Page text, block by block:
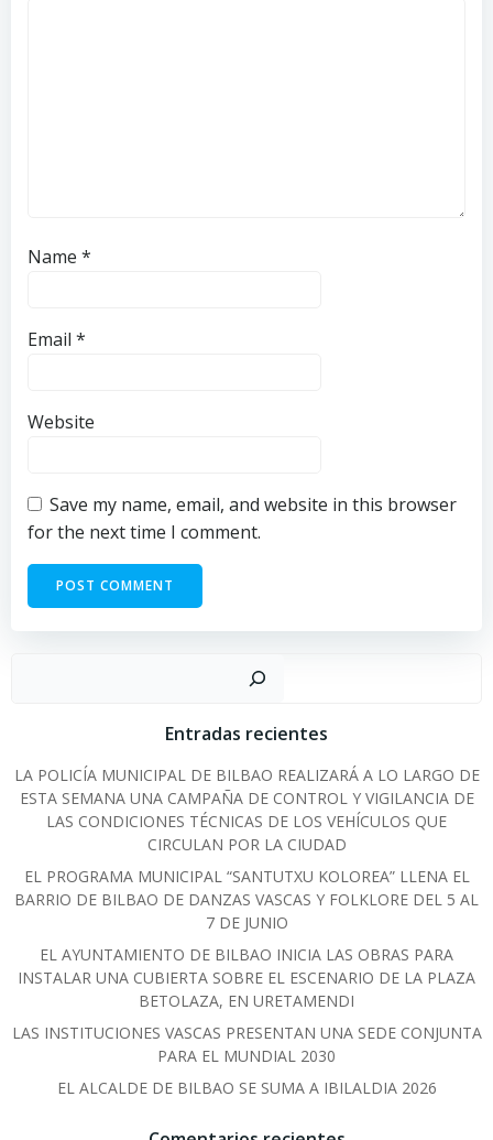
Name *
Email *
Website
Save my name, email, and website in this browser
for the next time I comment.
Entradas recientes
LA POLICÍA MUNICIPAL DE BILBAO REALIZARÁ A LO LARGO DE
ESTA SEMANA UNA CAMPAÑA DE CONTROL Y VIGILANCIA DE
LAS CONDICIONES TÉCNICAS DE LOS VEHÍCULOS QUE
CIRCULAN POR LA CIUDAD
EL PROGRAMA MUNICIPAL “SANTUTXU KOLOREA” LLENA EL
BARRIO DE BILBAO DE DANZAS VASCAS Y FOLKLORE DEL 5 AL
7 DE JUNIO
EL AYUNTAMIENTO DE BILBAO INICIA LAS OBRAS PARA
INSTALAR UNA CUBIERTA SOBRE EL ESCENARIO DE LA PLAZA
BETOLAZA, EN URETAMENDI
LAS INSTITUCIONES VASCAS PRESENTAN UNA SEDE CONJUNTA
PARA EL MUNDIAL 2030
EL ALCALDE DE BILBAO SE SUMA A IBILALDIA 2026